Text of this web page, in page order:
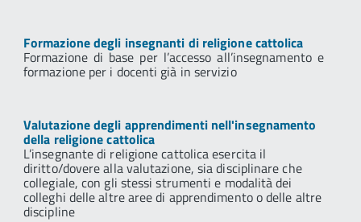
Formazione degli insegnanti di religione cattolica
Formazione di base per l’accesso all’insegnamento e
formazione per i docenti già in servizio
Valutazione degli apprendimenti nell'insegnamento
della religione cattolica
L’insegnante di religione cattolica esercita il
diritto/dovere alla valutazione, sia disciplinare che
collegiale, con gli stessi strumenti e modalità dei
colleghi delle altre aree di apprendimento o delle altre
discipline